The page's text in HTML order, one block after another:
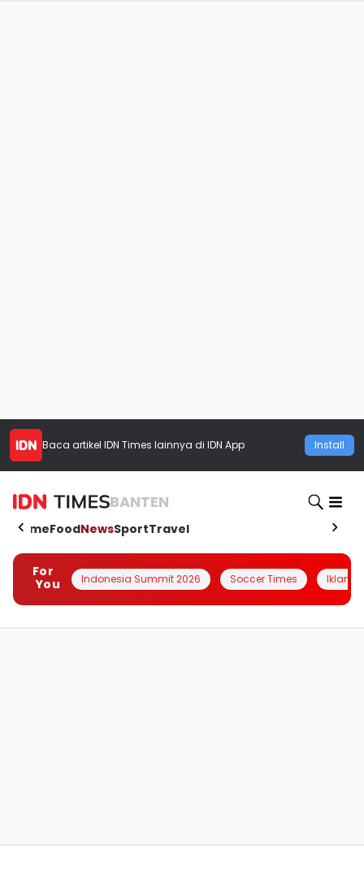
Baca artikel IDN Times lainnya di IDN App Install
BANTEN
HomeFoodNewsSportTravel
For
You
Indonesia Summit 2026 Soccer Times Iklanin